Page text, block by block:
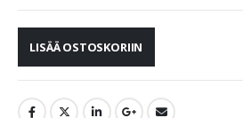
LISÄÄ OSTOSKORIIN